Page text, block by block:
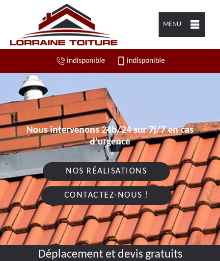
MENU
indisponible indisponible
Nous intervenons 24h/24 sur 7j/7 en cas
d'urgence
NOS RÉALISATIONS
CONTACTEZ-NOUS !
Déplacement et devis gratuits